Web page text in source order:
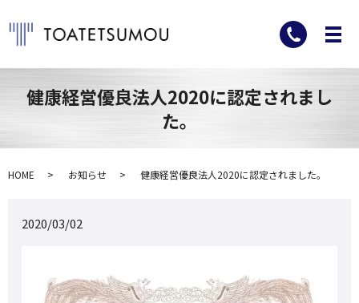
健康経営優良法人2020に認定されまし
た。
HOME お知らせ 健康経営優良法人2020に認定されました。
2020/03/02